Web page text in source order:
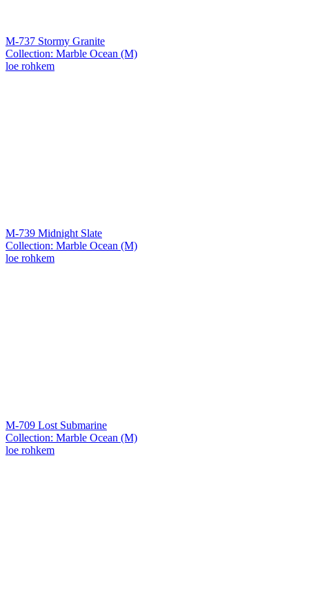
M-737 Stormy Granite
Collection: Marble Ocean (M)
loe rohkem
M-739 Midnight Slate
Collection: Marble Ocean (M)
loe rohkem
M-709 Lost Submarine
Collection: Marble Ocean (M)
loe rohkem